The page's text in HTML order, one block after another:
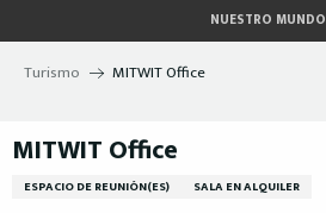
au
contenu
NUESTRO MUNDO
Turismo MITWIT Office
MITWIT Office
ESPACIO DE REUNIÓN(ES) SALA EN ALQUILER